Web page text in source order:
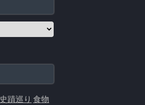
史蹟巡り 食物